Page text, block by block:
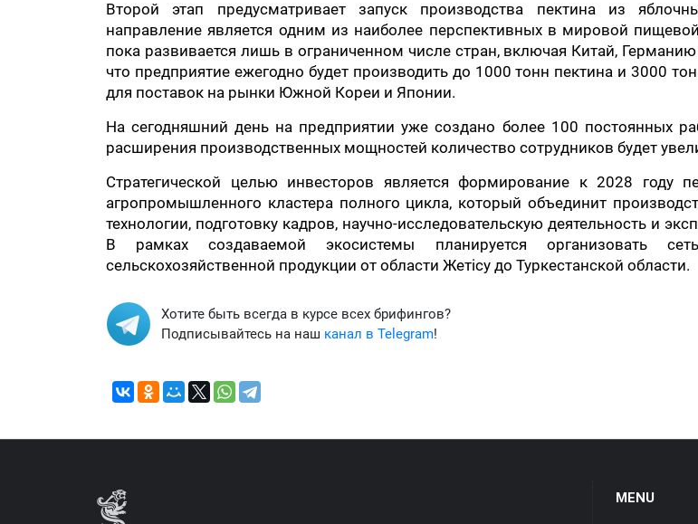
Второй этап предусматривает запуск производства пектина из
направление является одним из наиболее перспективных в мировой
пока развивается лишь в ограниченном числе стран, включая Китай,
что предприятие ежегодно будет производить до 1000 тонн пектина и 3000
для поставок на рынки Южной Кореи и Японии.
На сегодняшний день на предприятии уже создано более 100 постоянных
расширения производственных мощностей количество сотрудников будет
Стратегической целью инвесторов является формирование к 2028 году
агропромышленного кластера полного цикла, который объединит
технологии, подготовку кадров, научно-исследовательскую деятельность и
В рамках создаваемой экосистемы планируется организовать
сельскохозяйственной продукции от области Жетісу до Туркестанской области.
Хотите быть всегда в курсе всех брифингов?
Подписывайтесь на наш канал в Telegram!
MENU